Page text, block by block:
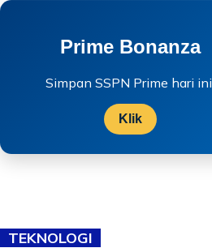
Prime Bonanza
Simpan SSPN Prime hari ini.
Klik
TEKNOLOGI